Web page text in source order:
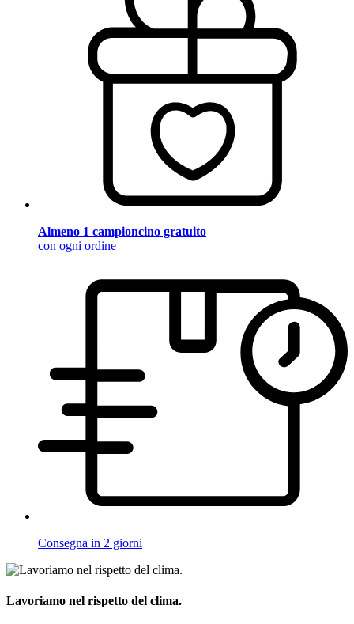
Almeno 1 campioncino gratuito
con ogni ordine
Consegna in 2 giorni
Lavoriamo nel rispetto del clima.